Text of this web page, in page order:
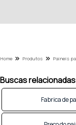
Home Produtos
Buscas
Fabrica de